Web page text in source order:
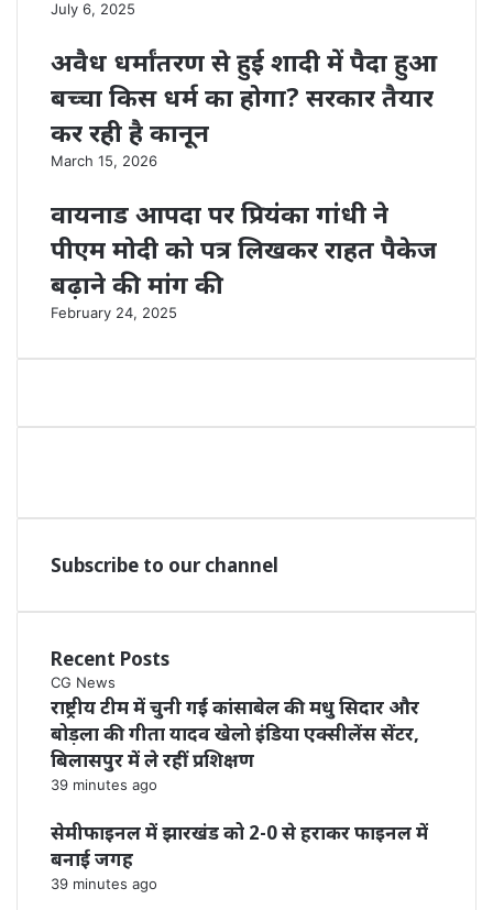
July 6, 2025
अवैध धर्मांतरण से हुई शादी में पैदा हुआ
बच्चा किस धर्म का होगा? सरकार तैयार
कर रही है कानून
March 15, 2026
वायनाड आपदा पर प्रियंका गांधी ने
पीएम मोदी को पत्र लिखकर राहत पैकेज
बढ़ाने की मांग की
February 24, 2025
Subscribe to our channel
Recent Posts
CG News
राष्ट्रीय टीम में चुनी गईं कांसाबेल की मधु सिदार और
बोड़ला की गीता यादव खेलो इंडिया एक्सीलेंस सेंटर,
बिलासपुर में ले रहीं प्रशिक्षण
39 minutes ago
सेमीफाइनल में झारखंड को 2-0 से हराकर फाइनल में
बनाई जगह
39 minutes ago